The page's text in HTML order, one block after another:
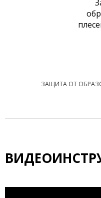
ЗАЩИТА ОТ